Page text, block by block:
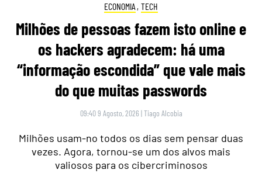
ECONOMIA , TECH
Milhões de pessoas fazem isto online e
os hackers agradecem: há uma
“informação escondida” que vale mais
do que muitas passwords
09:40 9 Agosto, 2026 |Tiago Alcobia
Milhões usam-no todos os dias sem pensar duas
vezes. Agora, tornou-se um dos alvos mais
valiosos para os cibercriminosos